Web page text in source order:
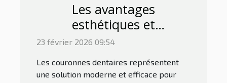
Les avantages
esthétiques et
fonctionnels des
couronnes dentaires
23 février 2026 09:54
Les couronnes dentaires représentent
une solution moderne et efficace pour